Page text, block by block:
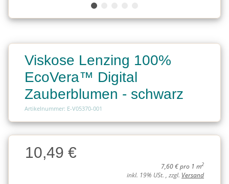
Viskose Lenzing 100%
EcoVera™ Digital
Zauberblumen - schwarz
Artikelnummer: E-V05370-001
Charge
Charge10,49 €
7,60 € pro 1 m2
inkl. 19% USt. , zzgl. Versand